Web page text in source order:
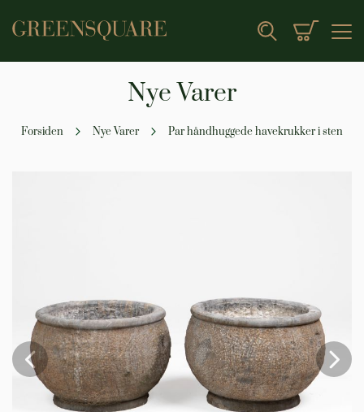
Search Min
Nye Varer
Forsiden Nye Varer Par håndhuggede havekrukker i sten